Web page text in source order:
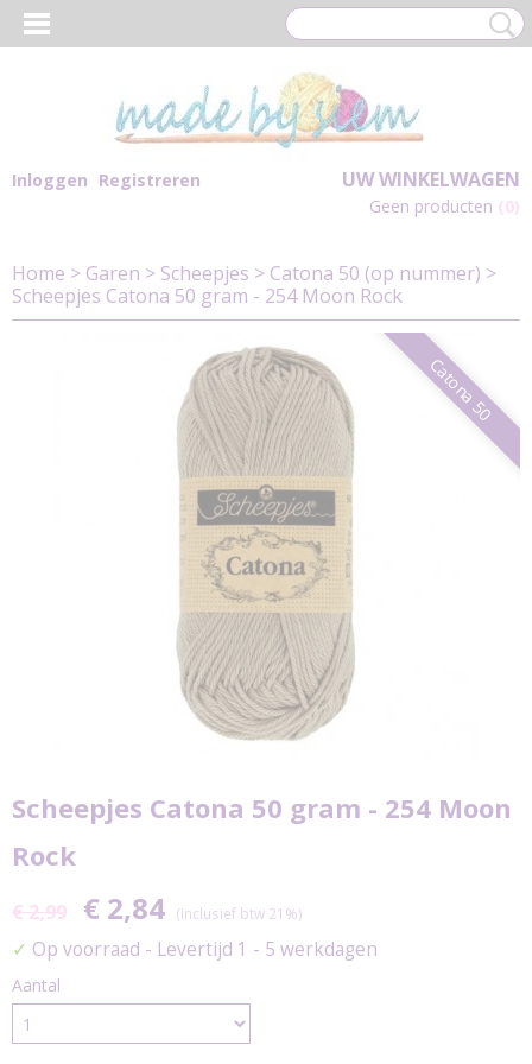
Inloggen Registreren UW WINKELWAGEN
Geen producten (0)
Home > Garen > Scheepjes > Catona 50 (op nummer) >
Scheepjes Catona 50 gram - 254 Moon Rock
Catona 50
Scheepjes Catona 50 gram - 254 Moon
Rock
€ 2,99 € 2,84 (inclusief btw 21%)
✓ Op voorraad - Levertijd 1 - 5 werkdagen
Aantal